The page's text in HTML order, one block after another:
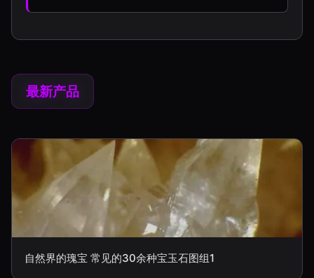
最新产品
自然界的瑰宝 常见的30余种宝玉石图组1